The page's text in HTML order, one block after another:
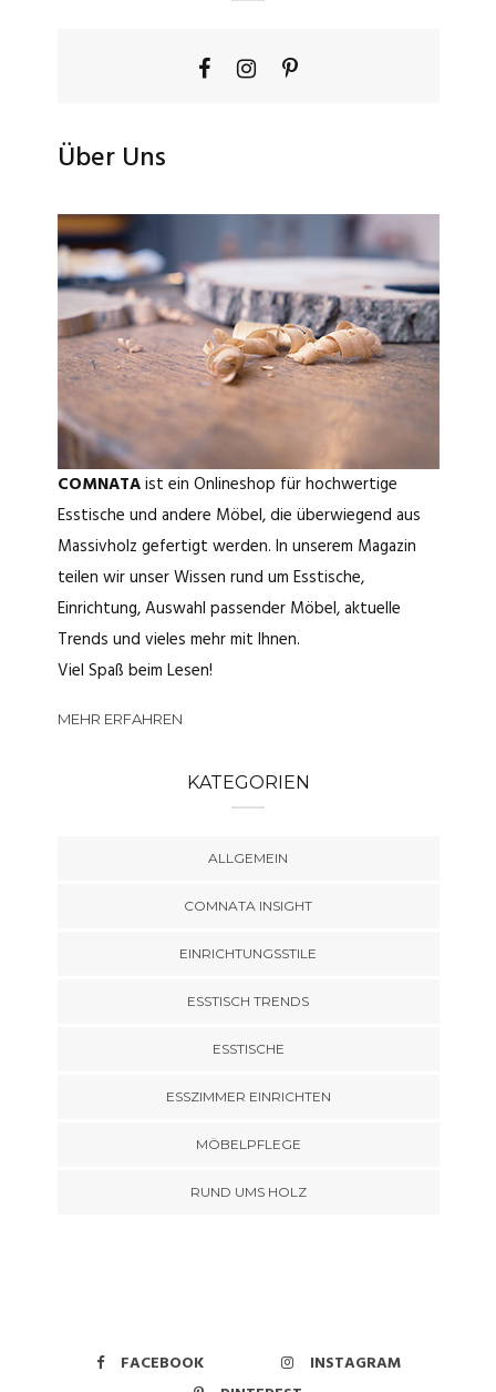
Über Uns
COMNATAist ein Onlineshop für hochwertige
Esstische und andere Möbel, die überwiegend aus
Massivholz gefertigt werden. In unserem Magazin
teilen wir unser Wissen rund um Esstische,
Einrichtung, Auswahl passender Möbel, aktuelle
Trends und vieles mehr mit Ihnen.
Viel Spaß beim Lesen!
MEHR ERFAHREN
KATEGORIEN
ALLGEMEIN
COMNATA INSIGHT
EINRICHTUNGSSTILE
ESSTISCH TRENDS
ESSTISCHE
ESSZIMMER EINRICHTEN
MÖBELPFLEGE
RUND UMS HOLZ
FACEBOOK
INSTAGRAM